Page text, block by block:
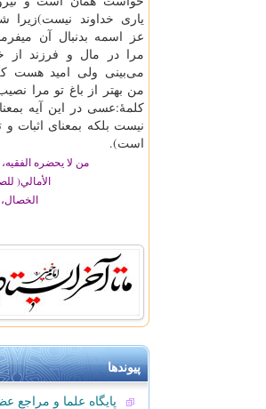
يارى خداوند نيست)زيرا
عز اسمه بدنبال آن
مرا در مال و فرزند از
مى‌بينى ولى اميد هست كه
من بهتر از باغ تو مرا
كلمۀ:عسى در اين آيه
نيست بلكه بمعناى اثبات و
است).
من لا يحضره الفقيه، ج‏۴، ص:
الأمالي(
الخصال، ج‏۱، ص:
پیوندها
پایگاه علما و مراجع